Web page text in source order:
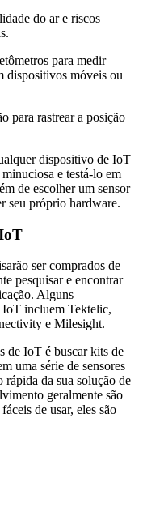
do ar e riscos
para medir
dispositivos móveis ou
para rastrear a posição
dispositivo de IoT
e testá-lo em
de escolher um sensor
seu próprio hardware.
ser comprados de
pesquisar e encontrar
Alguns
IoT incluem Tektelic,
e Milesight.
de IoT é buscar kits de
uma série de sensores
da sua solução de
geralmente são
de usar, eles são